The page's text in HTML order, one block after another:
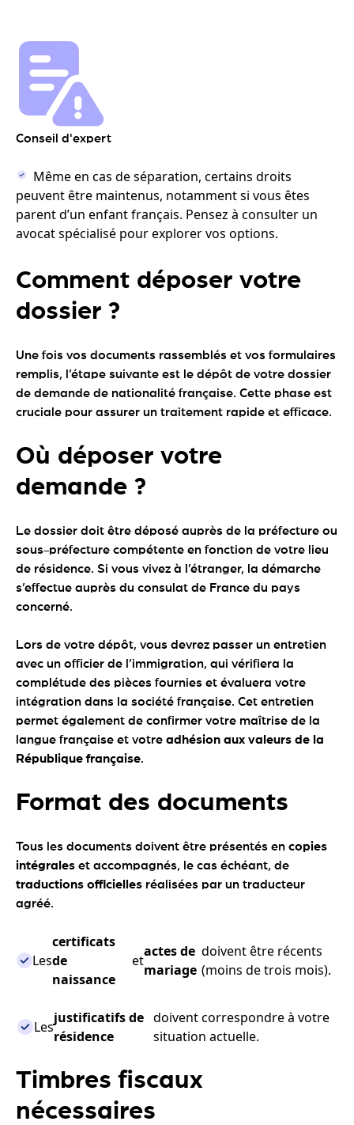
Conseil d'expert
Même en cas de séparation, certains droits
peuvent être maintenus, notamment si vous êtes
parent d’un enfant français. Pensez à consulter un
avocat spécialisé pour explorer vos options.
Comment déposer votre
dossier ?
Une fois vos documents rassemblés et vos formulaires
remplis, l’étape suivante est le dépôt de votre dossier
de demande de nationalité française. Cette phase est
cruciale pour assurer un traitement rapide et efficace.
Où déposer votre
demande ?
Le dossier doit être déposé auprès de la préfecture ou
sous-préfecture compétente en fonction de votre lieu
de résidence. Si vous vivez à l’étranger, la démarche
s’effectue auprès du consulat de France du pays
concerné.
Lors de votre dépôt, vous devrez passer un entretien
avec un officier de l’immigration, qui vérifiera la
complétude des pièces fournies et évaluera votre
intégration dans la société française. Cet entretien
permet également de confirmer votre maîtrise de la
langue française et votre adhésion aux valeurs de la
République française.
Format des documents
Tous les documents doivent être présentés en copies
intégrales et accompagnés, le cas échéant, de
traductions officielles réalisées par un traducteur
agréé.
Les
certificats
de
naissance
et
actes de
mariage
doivent être récents
(moins de trois mois).
Les
justificatifs de
résidence
doivent correspondre à votre
situation actuelle.
Timbres fiscaux
nécessaires